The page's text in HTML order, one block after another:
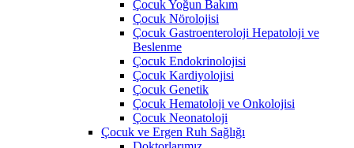
Çocuk Yoğun Bakım
Çocuk Nörolojisi
Çocuk Gastroenteroloji Hepatoloji ve
Beslenme
Çocuk Endokrinolojisi
Çocuk Kardiyolojisi
Çocuk Genetik
Çocuk Hematoloji ve Onkolojisi
Çocuk Neonatoloji
Çocuk ve Ergen Ruh Sağlığı